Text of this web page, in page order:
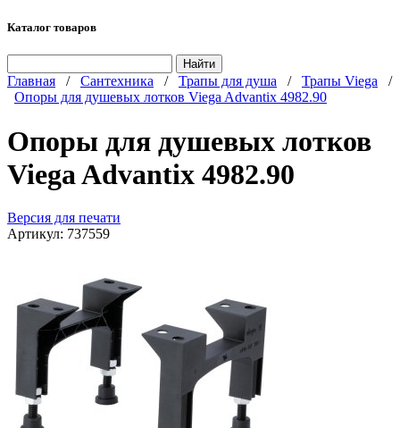
Каталог товаров
Главная / Сантехника / Трапы для душа / Трапы Viega /
Опоры для душевых лотков Viega Advantix 4982.90
Опоры для душевых лотков
Viega Advantix 4982.90
Версия для печати
Артикул: 737559